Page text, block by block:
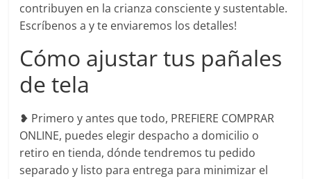
contribuyen en la crianza consciente y sustentable.
Escríbenos a y te enviaremos los detalles!
Cómo ajustar tus pañales
de tela
❥ Primero y antes que todo, PREFIERE COMPRAR
ONLINE, puedes elegir despacho a domicilio o
retiro en tienda, dónde tendremos tu pedido
separado y listo para entrega para minimizar el